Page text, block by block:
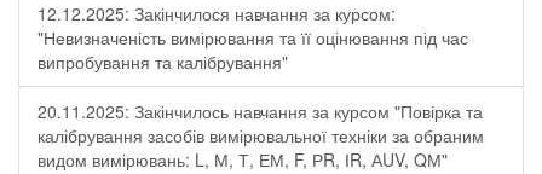
12.12.2025: Закінчилося навчання за курсом:
"Невизначеність вимірювання та її оцінювання під час
випробування та калібрування"
20.11.2025: Закінчилось навчання за курсом "Повірка та
калібрування засобів вимірювальної техніки за обраним
видом вимірювань: L, М, Т, ЕМ, F, РR, ІR, АUV, QМ"